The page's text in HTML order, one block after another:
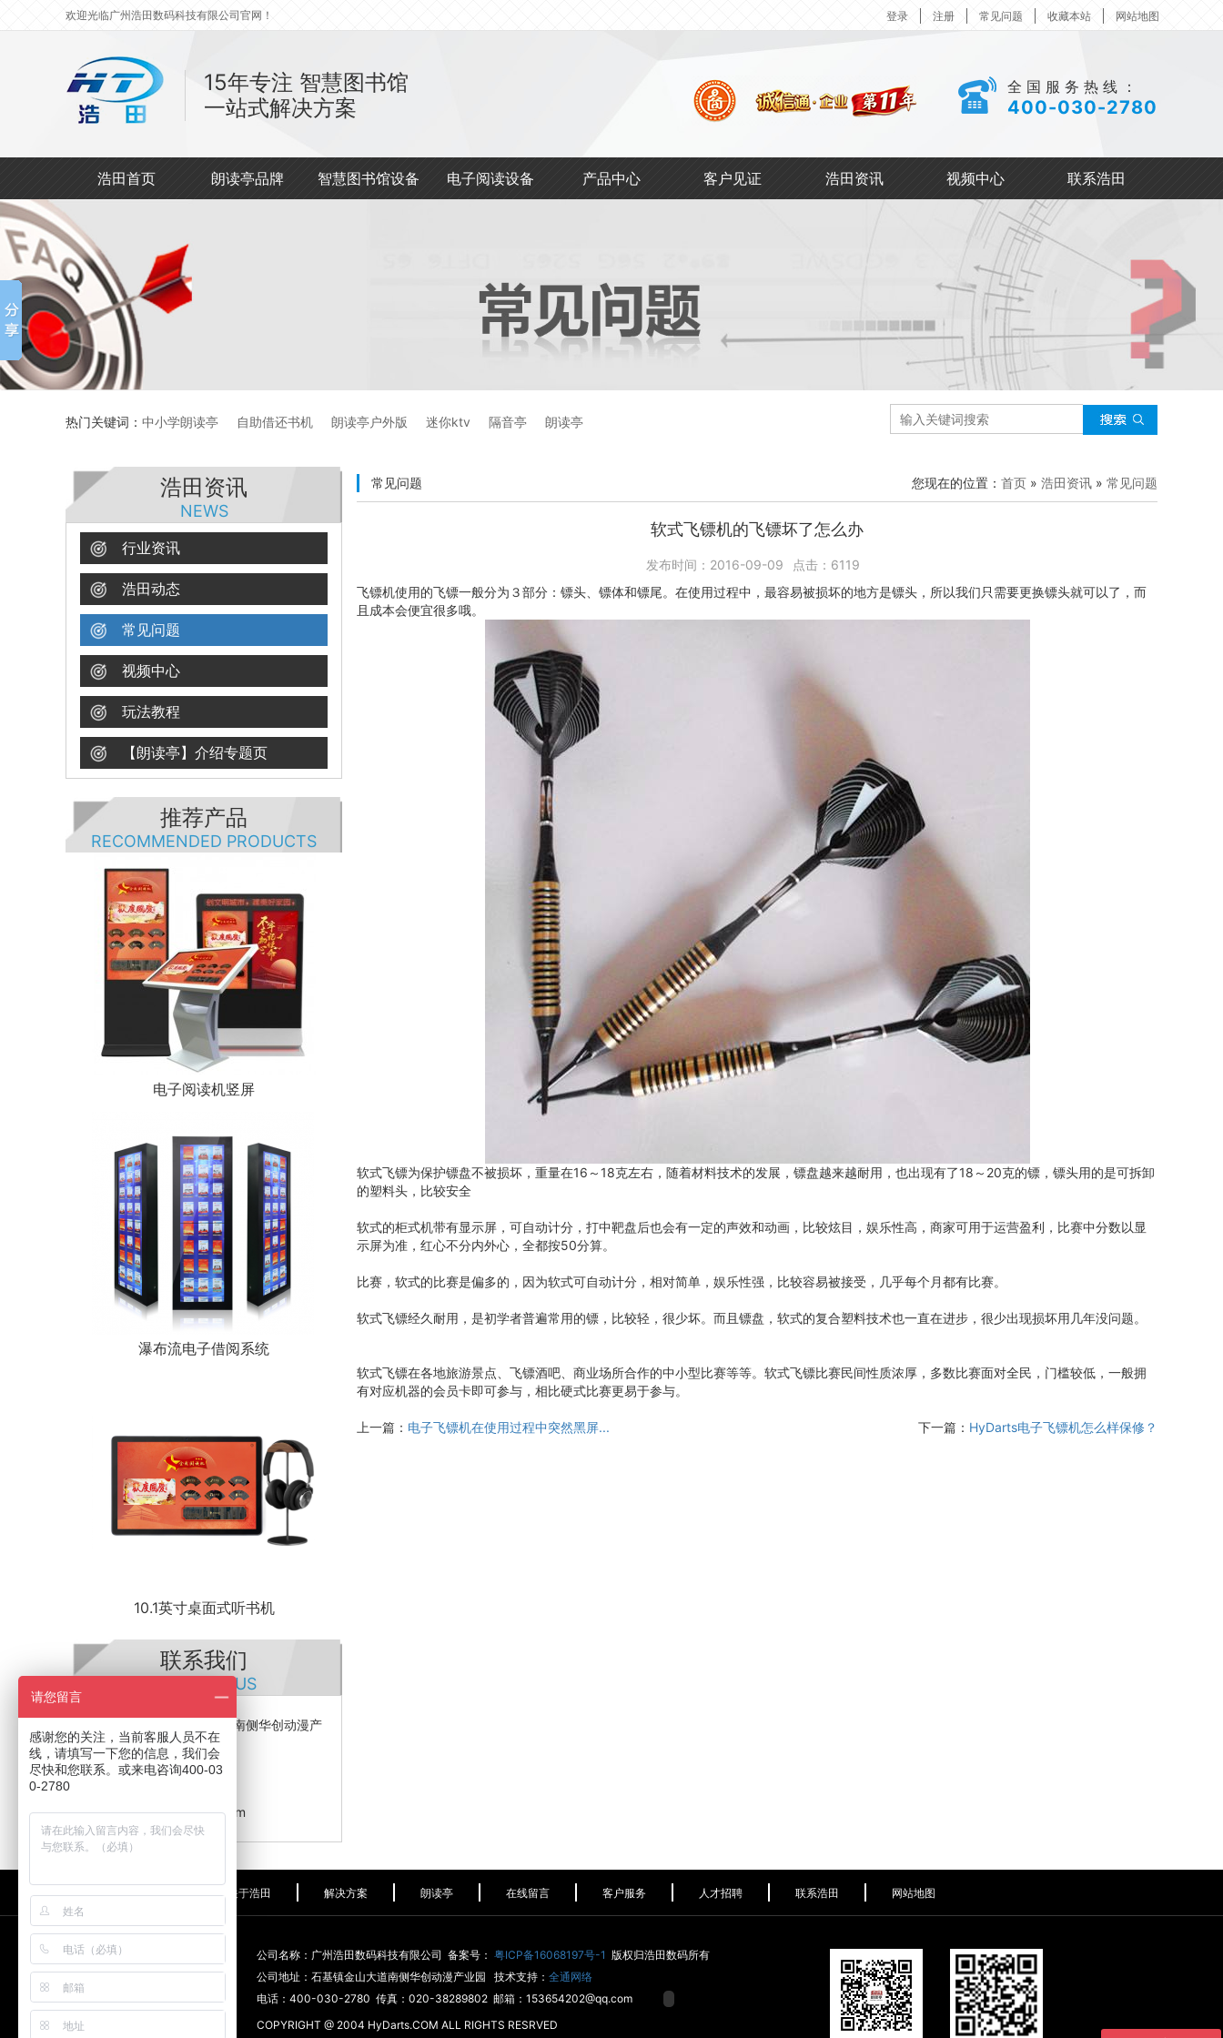
欢迎光临广州浩田数码科技有限公司官网！ 登录 注册 常见问题 收藏本站 网站地图
15年专注 智慧图书馆
一站式解决方案
全国服务热线：
400-030-2780
浩田首页 朗读亭品牌 智慧图书馆设备 电子阅读设备 产品中心 客户见证 浩田资讯 视频中心 联系浩田
热门关键词： 中小学朗读亭 自助借还书机 朗读亭户外版 迷你ktv 隔音亭 朗读亭
浩田资讯
NEWS
行业资讯
浩田动态
常见问题
视频中心
玩法教程
【朗读亭】介绍专题页
推荐产品
RECOMMENDED PRODUCTS
电子阅读机竖屏
瀑布流电子借阅系统
10.1英寸桌面式听书机
联系我们
CONTACT US
公司地址：石基镇金山大道南侧华创动漫产
业园
电话：400-030-2780
邮箱：153654202@qq.com
常见问题 您现在的位置： 首页 » 浩田资讯 » 常见问题
软式飞镖机的飞镖坏了怎么办
发布时间：2016-09-09 点击： 6119
飞镖机使用的飞镖一般分为３部分：镖头、镖体和镖尾。在使用过程中，最容易被损坏的地方是镖头，所以我们只需要更换镖头就可以了，而
且成本会便宜很多哦。
软式飞镖为保护镖盘不被损坏，重量在16～18克左右，随着材料技术的发展，镖盘越来越耐用，也出现有了18～20克的镖，镖头用的是可拆卸
的塑料头，比较安全
软式的柜式机带有显示屏，可自动计分，打中靶盘后也会有一定的声效和动画，比较炫目，娱乐性高，商家可用于运营盈利，比赛中分数以显
示屏为准，红心不分内外心，全都按50分算。
比赛，软式的比赛是偏多的，因为软式可自动计分，相对简单，娱乐性强，比较容易被接受，几乎每个月都有比赛。
软式飞镖经久耐用，是初学者普遍常用的镖，比较轻，很少坏。而且镖盘，软式的复合塑料技术也一直在进步，很少出现损坏用几年没问题。
软式飞镖在各地旅游景点、飞镖酒吧、商业场所合作的中小型比赛等等。软式飞镖比赛民间性质浓厚，多数比赛面对全民，门槛较低，一般拥
有对应机器的会员卡即可参与，相比硬式比赛更易于参与。
上一篇： 电子飞镖机在使用过程中突然黑屏... 下一篇： HyDarts电子飞镖机怎么样保修？
关于浩田 解决方案 朗读亭 在线留言 客户服务 人才招聘 联系浩田 网站地图
公司名称：广州浩田数码科技有限公司 备案号： 粤ICP备16068197号-1 版权归浩田数码所有
公司地址：石基镇金山大道南侧华创动漫产业园 技术支持： 全通网络
电话：400-030-2780 传真：020-38289802 邮箱：153654202@qq.com
COPYRIGHT @ 2004 HyDarts.COM ALL RIGHTS RESRVED
请您留言
感谢您的关注，当前客服人员不在
线，请填写一下您的信息，我们会
尽快和您联系。或来电咨询400-03
0-2780